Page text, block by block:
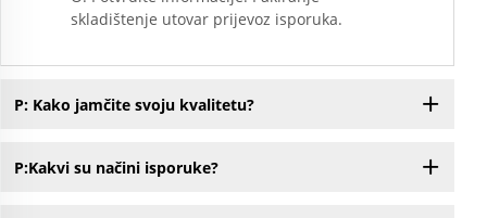
skladištenje utovar prijevoz isporuka.
P: Kako jamčite svoju kvalitetu?
P:Kakvi su načini isporuke?